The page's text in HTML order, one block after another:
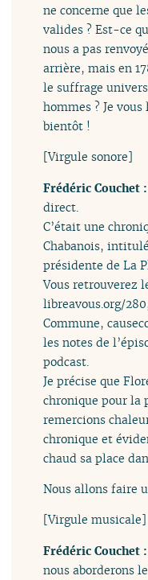
ne concerne que
valides ? Est-ce
nous a pas
arrière, mais en
le suffrage
hommes ? Je
bientôt !
[Virgule sonore]
Frédéric Couchet
direct.
C’était une
Chabanois,
présidente de La
Vous retrouverez
libreavous.org/
Commune,
les notes de
podcast.
Je précise que
chronique pour la
remercions
chronique et
chaud sa place
Nous allons faire
[Virgule musicale]
Frédéric Couchet
nous aborderons